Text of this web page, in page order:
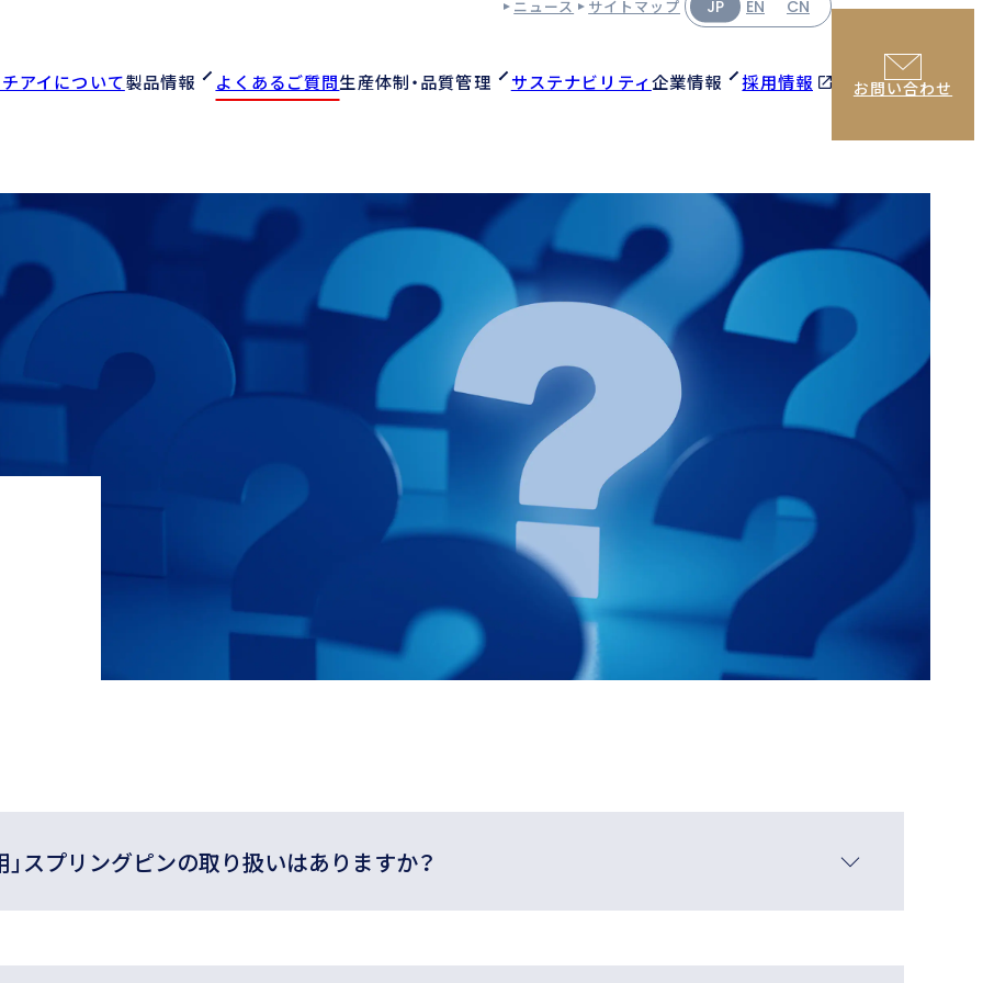
アイについて製品情報 よくあるご質問生産体制・品質管理 サステナビリティ企業情報 採用情報
ニュース サイトマップ JP EN CN
お問い合わせ
スプリングピンの取り扱いはありますか？